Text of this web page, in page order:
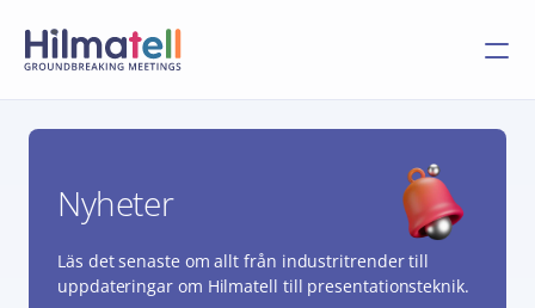
Nyheter
Läs det senaste om allt från industritrender till
uppdateringar om Hilmatell till presentationsteknik.